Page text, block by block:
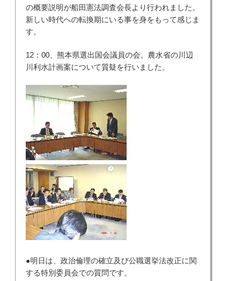
の概要説明が船田憲法調査会長より行われました。
新しい時代への転換期にいる事を身をもって感じま
す。
12：00、熊本県選出国会議員の会。農水省の川辺
川利水計画案について質疑を行いました。
●明日は、政治倫理の確立及び公職選挙法改正に関
する特別委員会での質問です。